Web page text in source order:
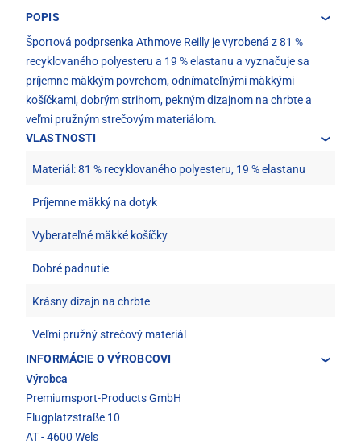
POPIS
Športová podprsenka Athmove Reilly je vyrobená z 81 %
recyklovaného polyesteru a 19 % elastanu a vyznačuje sa
príjemne mäkkým povrchom, odnímateľnými mäkkými
košíčkami, dobrým strihom, pekným dizajnom na chrbte a
veľmi pružným strečovým materiálom.
VLASTNOSTI
Materiál: 81 % recyklovaného polyesteru, 19 % elastanu
Príjemne mäkký na dotyk
Vyberateľné mäkké košíčky
Dobré padnutie
Krásny dizajn na chrbte
Veľmi pružný strečový materiál
INFORMÁCIE O VÝROBCOVI
Výrobca
Premiumsport-Products GmbH
Flugplatzstraße 10
AT - 4600 Wels